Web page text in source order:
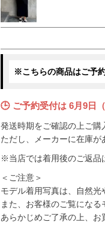
※こちらの商品はご予約
🕒 ご予約受付は 6月9日
発送時期をご確認の上ご購
ただし、メーカーに在庫
※当店では着用後のご返品
＜ご注意＞
モデル着用写真は、自然
また、お客様のご覧にな
あらかじめご了承の上、お